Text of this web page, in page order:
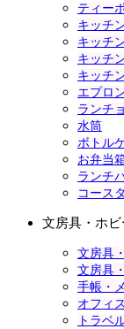
ティー
キッチ
キッチ
キッチ
キッチ
エプロ
ランチ
水筒
ボトル
お弁当
ランチ
コース
文房具・ホ
文房具
文房具
手帳・
オフィ
トラベ